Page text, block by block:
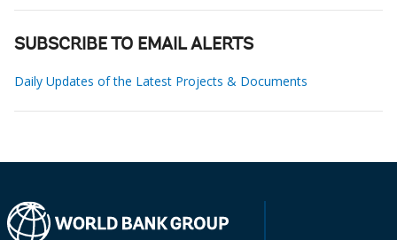
SUBSCRIBE TO EMAIL ALERTS
Daily Updates of the Latest Projects & Documents